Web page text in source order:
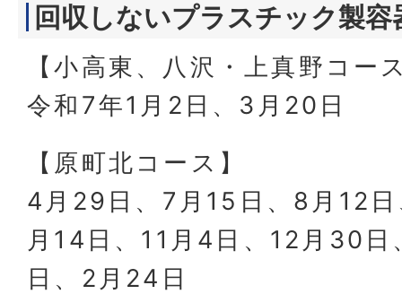
回収しないプラスチック製容
【小高東、八沢・上真野コー
令和7年1月2日、3月20日
【原町北コース】
4月29日、7月15日、8月12
月14日、11月4日、12月30
日、2月24日